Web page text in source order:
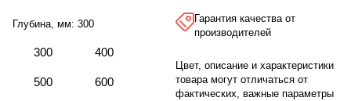
Глубина, мм: 300
300 400
500 600
Гарантия качества от
производителей
Цвет, описание и характеристики
товара могут отличаться от
фактических, важные параметры